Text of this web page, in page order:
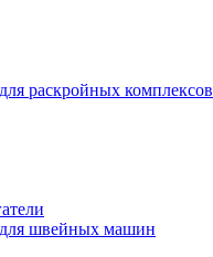
раскройных комплексов
для швейных машин